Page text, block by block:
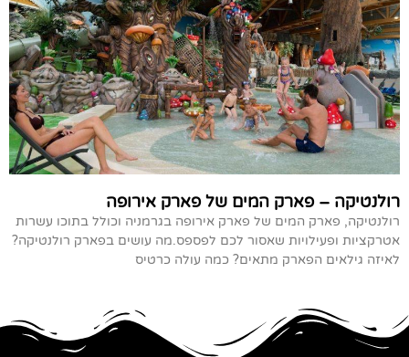
רולנטיקה – פארק המים של פארק אירופה
רולנטיקה, פארק המים של פארק אירופה בגרמניה וכולל בתוכו עשרות
אטרקציות ופעילויות שאסור לכם לפספס.מה עושים בפארק רולנטיקה?
לאיזה גילאים הפארק מתאים? כמה עולה כרטיס